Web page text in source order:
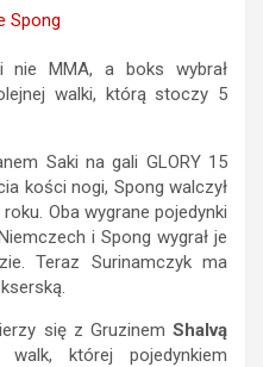
nie MMA, a boks wybrał
walki, którą stoczy 5
Saki na gali GLORY 15
kości nogi, Spong walczył
Oba wygrane pojedynki
i Spong wygrał je
Teraz Surinamczyk ma
się z Gruzinem Shalvą
której pojedynkiem